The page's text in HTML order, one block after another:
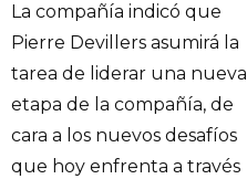
La compañía indicó que
Pierre Devillers asumirá la
tarea de liderar una nueva
etapa de la compañía, de
cara a los nuevos desafíos
que hoy enfrenta a través